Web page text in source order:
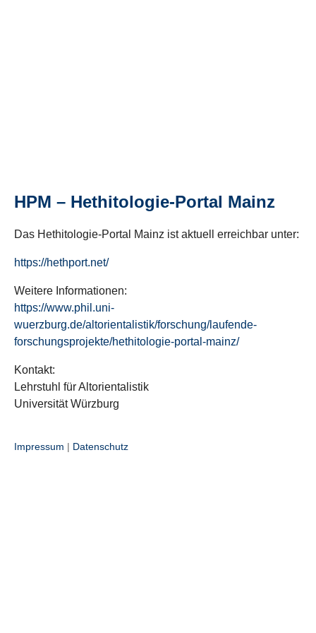
HPM – Hethitologie-Portal Mainz
Das Hethitologie-Portal Mainz ist aktuell erreichbar unter:
https://hethport.net/
Weitere Informationen:
https://www.phil.uni-
wuerzburg.de/altorientalistik/forschung/laufende-
forschungsprojekte/hethitologie-portal-mainz/
Kontakt:
Lehrstuhl für Altorientalistik
Universität Würzburg
Impressum | Datenschutz